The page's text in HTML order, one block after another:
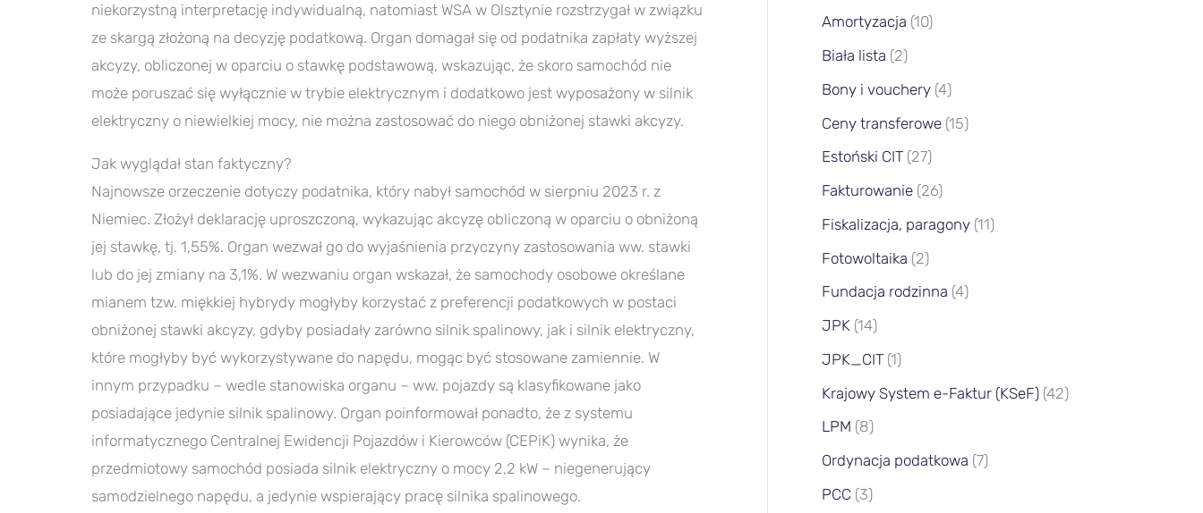
niekorzystną interpretację indywidualną, natomiast WSA w Olsztynie rozstrzygał w związku
ze skargą złożoną na decyzję podatkową. Organ domagał się od podatnika zapłaty wyższej
akcyzy, obliczonej w oparciu o stawkę podstawową, wskazując, że skoro samochód nie
może poruszać się wyłącznie w trybie elektrycznym i dodatkowo jest wyposażony w silnik
elektryczny o niewielkiej mocy, nie można zastosować do niego obniżonej stawki akcyzy.
Jak wyglądał stan faktyczny?
Najnowsze orzeczenie dotyczy podatnika, który nabył samochód w sierpniu 2023 r. z
Niemiec. Złożył deklarację uproszczoną, wykazując akcyzę obliczoną w oparciu o obniżoną
jej stawkę, tj. 1,55%. Organ wezwał go do wyjaśnienia przyczyny zastosowania ww. stawki
lub do jej zmiany na 3,1%. W wezwaniu organ wskazał, że samochody osobowe określane
mianem tzw. miękkiej hybrydy mogłyby korzystać z preferencji podatkowych w postaci
obniżonej stawki akcyzy, gdyby posiadały zarówno silnik spalinowy, jak i silnik elektryczny,
które mogłyby być wykorzystywane do napędu, mogąc być stosowane zamiennie. W
innym przypadku – wedle stanowiska organu – ww. pojazdy są klasyfikowane jako
posiadające jedynie silnik spalinowy. Organ poinformował ponadto, że z systemu
informatycznego Centralnej Ewidencji Pojazdów i Kierowców (CEPiK) wynika, że
przedmiotowy samochód posiada silnik elektryczny o mocy 2,2 kW – niegenerujący
samodzielnego napędu, a jedynie wspierający pracę silnika spalinowego.
Amortyzacja (10)
Biała lista (2)
Bony i vouchery(4)
Ceny transferowe(15)
Estoński CIT(27)
Fakturowanie(26)
Fiskalizacja, paragony(11)
Fotowoltaika (2)
Fundacja rodzinna (4)
JPK(14)
JPK_CIT(1)
Krajowy System e-Faktur (KSeF)(42)
LPM (8)
Ordynacja podatkowa (7)
PCC (3)